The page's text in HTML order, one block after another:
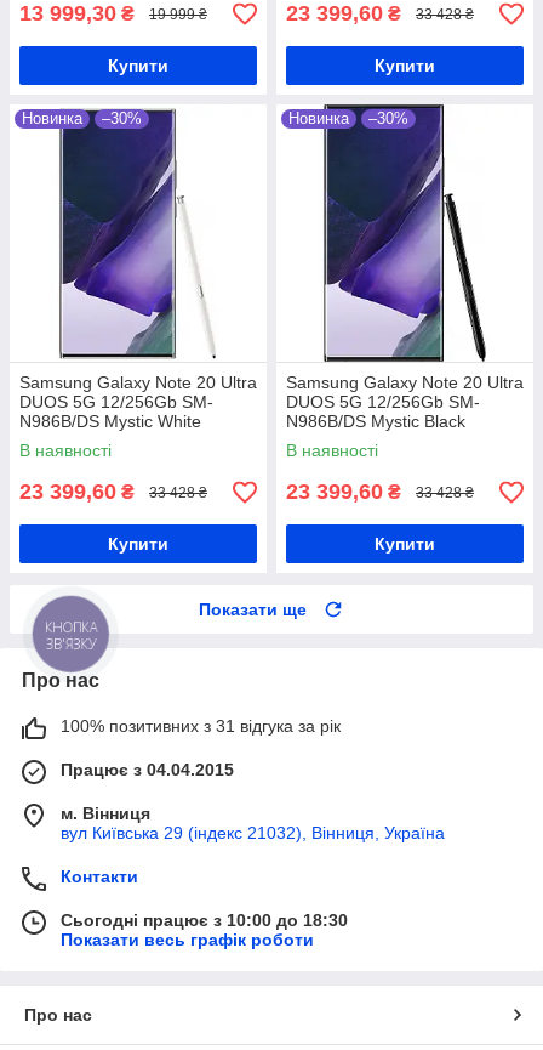
13 999,30 ₴ 19 999 ₴
Купити
23 399,60 ₴ 33 428 ₴
Купити
Новинка –30%
Samsung Galaxy Note 20 Ultra
DUOS 5G 12/256Gb SM-
N986B/DS Mystic White
Samsung Exynos 990 + 4300
мАг
В наявності
23 399,60 ₴ 33 428 ₴
Купити
Новинка –30%
Samsung Galaxy Note 20 Ultra
DUOS 5G 12/256Gb SM-
N986B/DS Mystic Black
Samsung Exynos 990 + 4300
мАг
В наявності
23 399,60 ₴ 33 428 ₴
Купити
Показати ще
Про нас
100% позитивних з 31 відгука за рік
Працює з 04.04.2015
м. Вінниця
вул Київська 29 (індекс 21032), Вінниця, Україна
Контакти
Сьогодні працює з 10:00 до 18:30
Показати весь графік роботи
Про нас
КНОПКА
ЗВ'ЯЗКУ